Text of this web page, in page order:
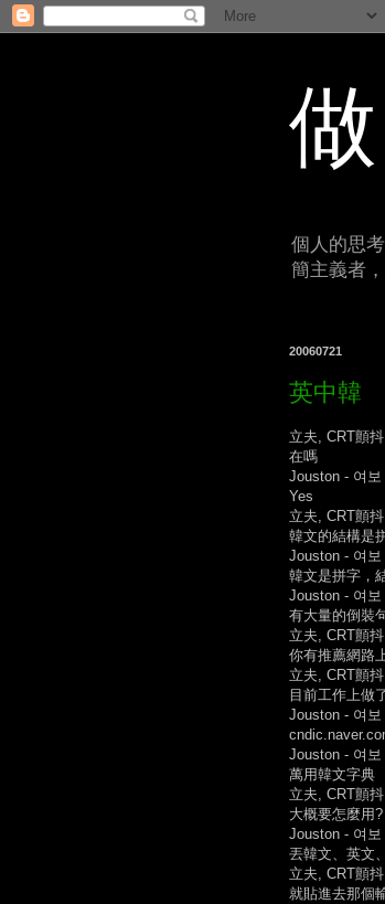
個人的思
簡主義者
20060721
英中韓
立夫, CRT顫
在嗎
Jouston - 여
Yes
立夫, CRT顫
韓文的結構是
Jouston - 여
韓文是拼字，
Jouston - 여
有大量的倒裝
立夫, CRT顫
你有推薦網路
立夫, CRT顫
目前工作上做
Jouston - 여
Jouston - 여
萬用韓文字典
立夫, CRT顫
大概要怎麼用?
Jouston - 여
丟韓文、英文
立夫, CRT顫
就貼進去那個